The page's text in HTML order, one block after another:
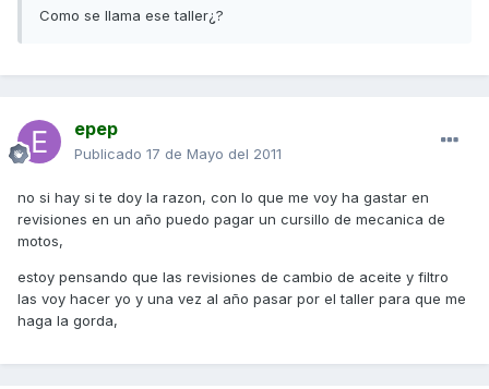
Como se llama ese taller¿?
epep
Publicado 17 de Mayo del 2011
no si hay si te doy la razon, con lo que me voy ha gastar en
revisiones en un año puedo pagar un cursillo de mecanica de
motos,
estoy pensando que las revisiones de cambio de aceite y filtro
las voy hacer yo y una vez al año pasar por el taller para que me
haga la gorda,